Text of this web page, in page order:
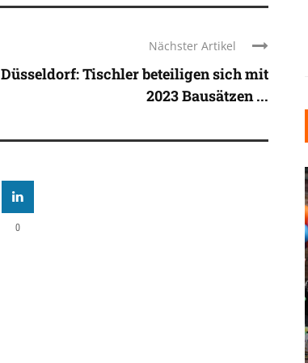
Nächster Artikel
Düsseldorf: Tischler beteiligen sich mit
2023 Bausätzen ...
0